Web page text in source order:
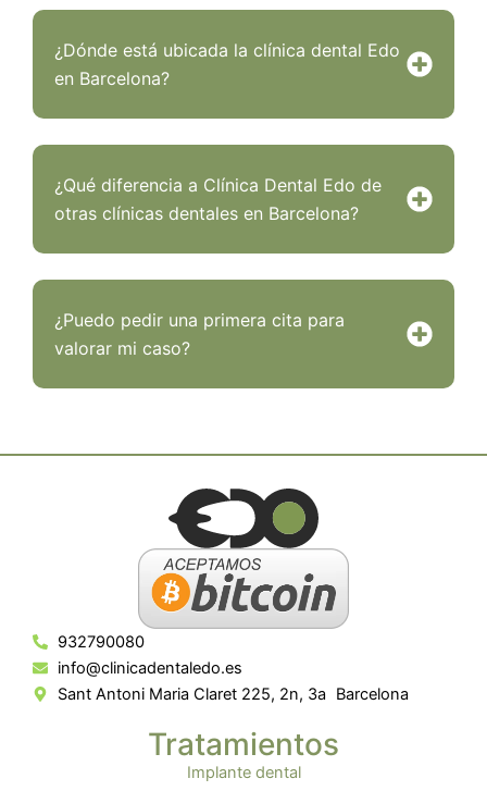
¿Dónde está ubicada la clínica dental Edo
en Barcelona?
¿Qué diferencia a Clínica Dental Edo de
otras clínicas dentales en Barcelona?
¿Puedo pedir una primera cita para
valorar mi caso?
932790080
info@clinicadentaledo.es
Sant Antoni Maria Claret 225, 2n, 3a Barcelona
Tratamientos
Implante dental